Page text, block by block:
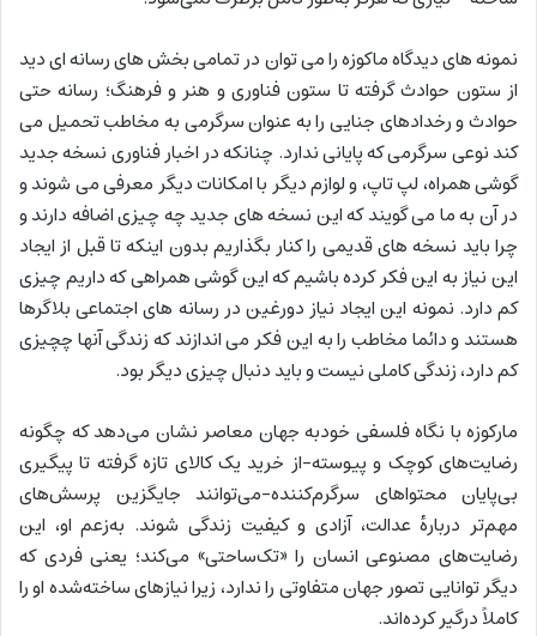
نمونه های دیدگاه ماکوزه را می توان در تمامی بخش های رسانه ای دید
از ستون حوادث گرفته تا ستون فناوری و هنر و فرهنگ؛ رسانه حتی
حوادث و رخدادهای جنایی را به عنوان سرگرمی به مخاطب تحمیل می
کند نوعی سرگرمی که پایانی ندارد. چنانکه در اخبار فناوری نسخه جدید
گوشی همراه، لپ تاپ، و لوازم دیگر با امکانات دیگر معرفی می شوند و
در آن به ما می گویند که این نسخه های جدید چه چیزی اضافه دارند و
چرا باید نسخه های قدیمی را کنار بگذاریم بدون اینکه تا قبل از ایجاد
این نیاز به این فکر کرده باشیم که این گوشی همراهی که داریم چیزی
کم دارد. نمونه این ایجاد نیاز دورغین در رسانه های اجتماعی بلاگرها
هستند و دائما مخاطب را به این فکر می اندازند که زندگی آنها چچیزی
کم دارد، زندگی کاملی نیست و باید دنبال چیزی دیگر بود.
مارکوزه با نگاه فلسفی خودبه جهان معاصر نشان می‌دهد که چگونه
رضایت‌های کوچک و پیوسته-از خرید یک کالای تازه گرفته تا پیگیری
بی‌پایان محتواهای سرگرم‌کننده-می‌توانند جایگزین پرسش‌های
مهم‌تر دربارهٔ عدالت، آزادی و کیفیت زندگی شوند. به‌زعم او، این
رضایت‌های مصنوعی انسان را «تک‌ساحتی» می‌کند؛ یعنی فردی که
دیگر توانایی تصور جهان متفاوتی را ندارد، زیرا نیازهای ساخته‌شده او را
کاملاً درگیر کرده‌اند.